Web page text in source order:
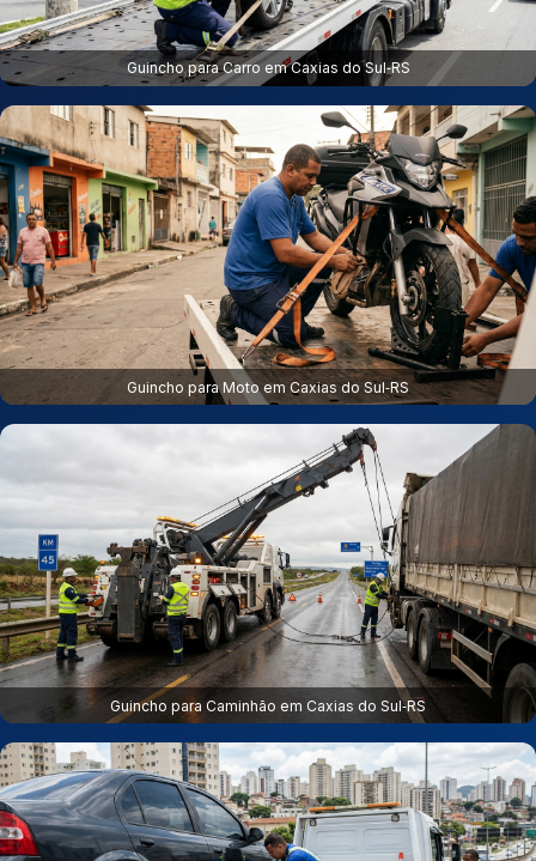
Guincho para Carro em Caxias do Sul‑RS
Guincho para Moto em Caxias do Sul‑RS
Guincho para Caminhão em Caxias do Sul‑RS